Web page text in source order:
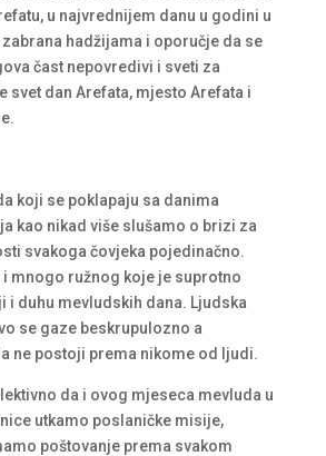
u najvrednijem danu u godini u
hadžijama i oporučje da se
čast nepovredivi i sveti za
svet dan Arefata, mjesto Arefata i
koji se poklapaju sa danima
kao nikad više slušamo o brizi za
svakoga čovjeka pojedinačno.
i mnogo ružnog koje je suprotno
i duhu mevludskih dana. Ljudska
se gaze beskrupulozno a
ne postoji prema nikome od ljudi.
da i ovog mjeseca mevluda u
utkamo poslaničke misije,
poštovanje prema svakom